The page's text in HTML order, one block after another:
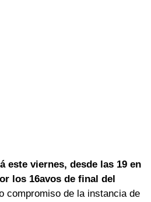
este viernes, desde las 19 en
los 16avos de final del
compromiso de la instancia de